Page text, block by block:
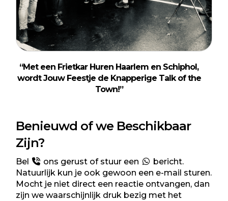
“Met een Frietkar Huren Haarlem en Schiphol,
wordt Jouw Feestje de Knapperige Talk of the
Town!”
Benieuwd of we Beschikbaar
Zijn?
Bel ons gerust of stuur een
bericht.
Natuurlijk kun je ook gewoon een e-mail sturen.
Mocht je niet direct een reactie ontvangen, dan
zijn we waarschijnlijk druk bezig met het